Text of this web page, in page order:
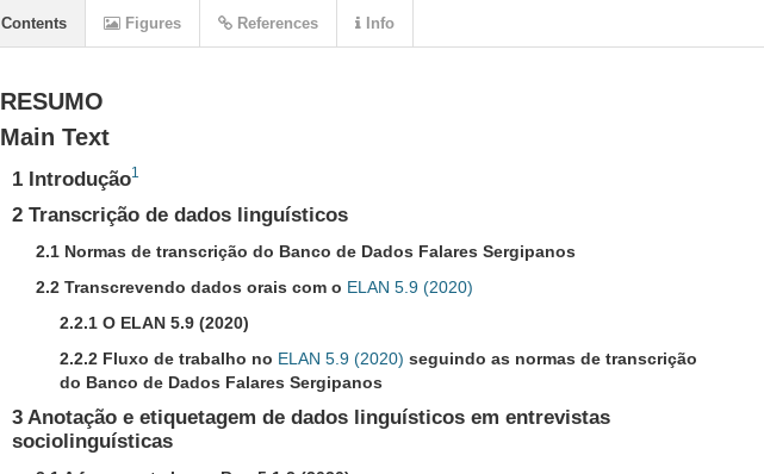
RESUMO
Main Text
1 Introdução1
2 Transcrição de dados linguísticos
2.1 Normas de transcrição do Banco de Dados Falares Sergipanos
2.2 Transcrevendo dados orais com o ELAN 5.9 (2020)
2.2.1 O ELAN 5.9 (2020)
2.2.2 Fluxo de trabalho no ELAN 5.9 (2020) seguindo as normas de transcrição
do Banco de Dados Falares Sergipanos
3 Anotação e etiquetagem de dados linguísticos em entrevistas
sociolinguísticas
Contents Figures References Info